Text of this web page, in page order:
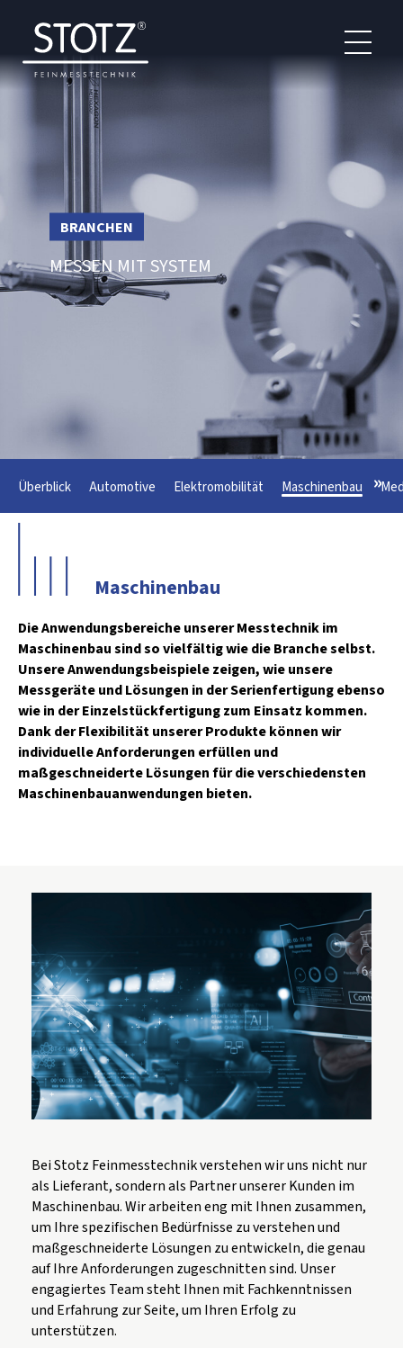
BRANCHEN
MESSEN MIT SYSTEM
Überblick Automotive Elektromobilität Maschinenbau »
Maschinenbau
Die Anwendungsbereiche unserer Messtechnik im
Maschinenbau sind so vielfältig wie die Branche selbst.
Unsere Anwendungsbeispiele zeigen, wie unsere
Messgeräte und Lösungen in der Serienfertigung ebenso
wie in der Einzelstückfertigung zum Einsatz kommen.
Dank der Flexibilität unserer Produkte können wir
individuelle Anforderungen erfüllen und
maßgeschneiderte Lösungen für die verschiedensten
Maschinenbauanwendungen bieten.
Bei Stotz Feinmesstechnik verstehen wir uns nicht nur
als Lieferant, sondern als Partner unserer Kunden im
Maschinenbau. Wir arbeiten eng mit Ihnen zusammen,
um Ihre spezifischen Bedürfnisse zu verstehen und
maßgeschneiderte Lösungen zu entwickeln, die genau
auf Ihre Anforderungen zugeschnitten sind. Unser
engagiertes Team steht Ihnen mit Fachkenntnissen
und Erfahrung zur Seite, um Ihren Erfolg zu
unterstützen.